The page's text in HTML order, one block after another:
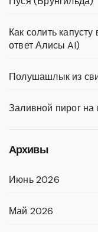
Как солить
ответ Алисы AI)
Полушашлык из
Заливной пирог
Архивы
Июнь 2026
Май 2026